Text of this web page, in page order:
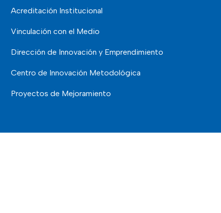
Acreditación Institucional
Vinculación con el Medio
Dirección de Innovación y Emprendimiento
Centro de Innovación Metodológica
Proyectos de Mejoramiento